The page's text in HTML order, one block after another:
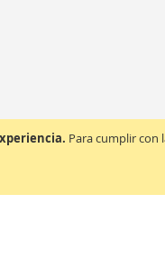
Para cumplir con